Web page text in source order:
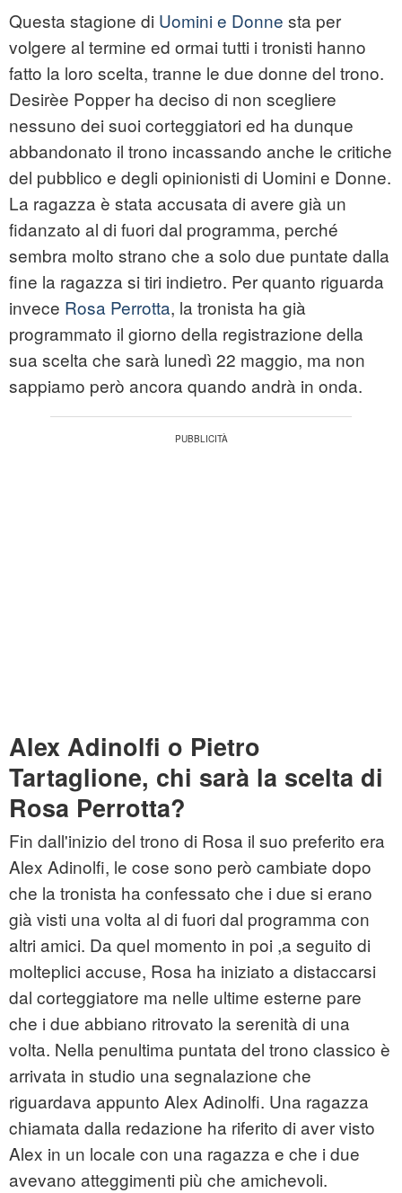
Questa stagione di Uomini e Donne sta per
volgere al termine ed ormai tutti i tronisti hanno
fatto la loro scelta, tranne le due donne del trono.
Desirèe Popper ha deciso di non scegliere
nessuno dei suoi corteggiatori ed ha dunque
abbandonato il trono incassando anche le critiche
del pubblico e degli opinionisti di Uomini e Donne.
La ragazza è stata accusata di avere già un
fidanzato al di fuori dal programma, perché
sembra molto strano che a solo due puntate dalla
fine la ragazza si tiri indietro. Per quanto riguarda
invece Rosa Perrotta, la tronista ha già
programmato il giorno della registrazione della
sua scelta che sarà lunedì 22 maggio, ma non
sappiamo però ancora quando andrà in onda.
Alex Adinolfi o Pietro
Tartaglione, chi sarà la scelta di
Rosa Perrotta?
Fin dall'inizio del trono di Rosa il suo preferito era
Alex Adinolfi, le cose sono però cambiate dopo
che la tronista ha confessato che i due si erano
già visti una volta al di fuori dal programma con
altri amici. Da quel momento in poi ,a seguito di
molteplici accuse, Rosa ha iniziato a distaccarsi
dal corteggiatore ma nelle ultime esterne pare
che i due abbiano ritrovato la serenità di una
volta. Nella penultima puntata del trono classico è
arrivata in studio una segnalazione che
riguardava appunto Alex Adinolfi. Una ragazza
chiamata dalla redazione ha riferito di aver visto
Alex in un locale con una ragazza e che i due
avevano atteggimenti più che amichevoli.